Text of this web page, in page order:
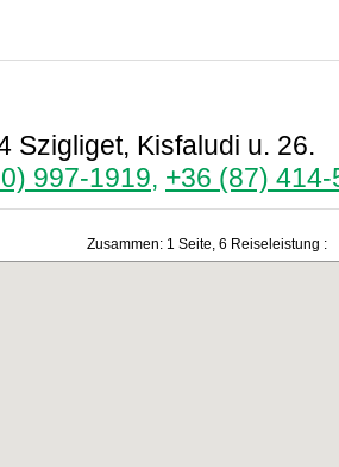
Szigliget, Kisfaludi u. 26.
997-1919, +36 (87) 414-
Zusammen: 1 Seite, 6 Reiseleistung :